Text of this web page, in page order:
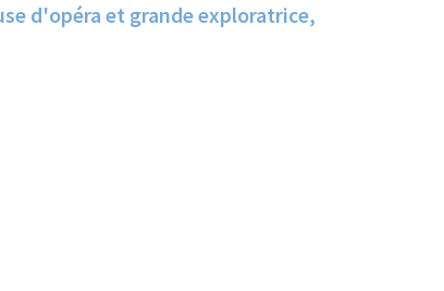
d'opéra et grande exploratrice,